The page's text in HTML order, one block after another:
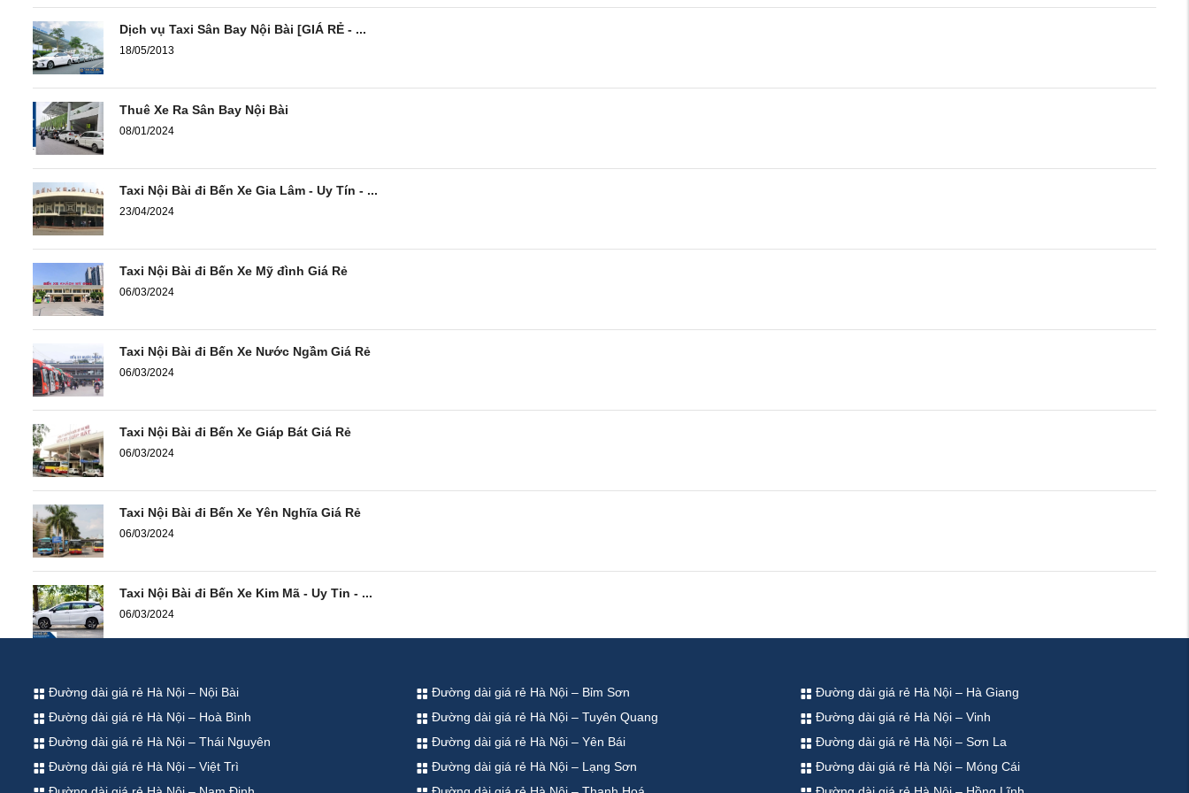
Dịch vụ Taxi Sân Bay Nội Bài [GIÁ RẺ - ...
18/05/2013
Thuê Xe Ra Sân Bay Nội Bài
08/01/2024
Taxi Nội Bài đi Bến Xe Gia Lâm - Uy Tín - ...
23/04/2024
Taxi Nội Bài đi Bến Xe Mỹ đình Giá Rẻ
06/03/2024
Taxi Nội Bài đi Bến Xe Nước Ngầm Giá Rẻ
06/03/2024
Taxi Nội Bài đi Bến Xe Giáp Bát Giá Rẻ
06/03/2024
Taxi Nội Bài đi Bến Xe Yên Nghĩa Giá Rẻ
06/03/2024
Taxi Nội Bài đi Bến Xe Kim Mã - Uy Tin - ...
06/03/2024
Đường dài giá rẻ Hà Nội – Nội Bài
Đường dài giá rẻ Hà Nội – Hoà Bình
Đường dài giá rẻ Hà Nội – Thái Nguyên
Đường dài giá rẻ Hà Nội – Việt Trì
Đường dài giá rẻ Hà Nội – Bỉm Sơn
Đường dài giá rẻ Hà Nội – Tuyên Quang
Đường dài giá rẻ Hà Nội – Yên Bái
Đường dài giá rẻ Hà Nội – Lạng Sơn
Đường dài giá rẻ Hà Nội – Hà Giang
Đường dài giá rẻ Hà Nội – Vinh
Đường dài giá rẻ Hà Nội – Sơn La
Đường dài giá rẻ Hà Nội – Móng Cái